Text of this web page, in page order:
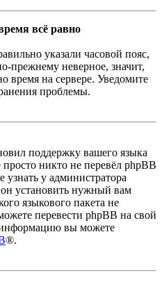
всё равно
указали часовой пояс,
прежнему неверное, значит,
время на сервере. Уведомите
проблемы.
поддержку вашего языка
никто не перевёл phpBB
у администратора
установить нужный вам
языкового пакета не
перевести phpBB на свой
вы можете
®.